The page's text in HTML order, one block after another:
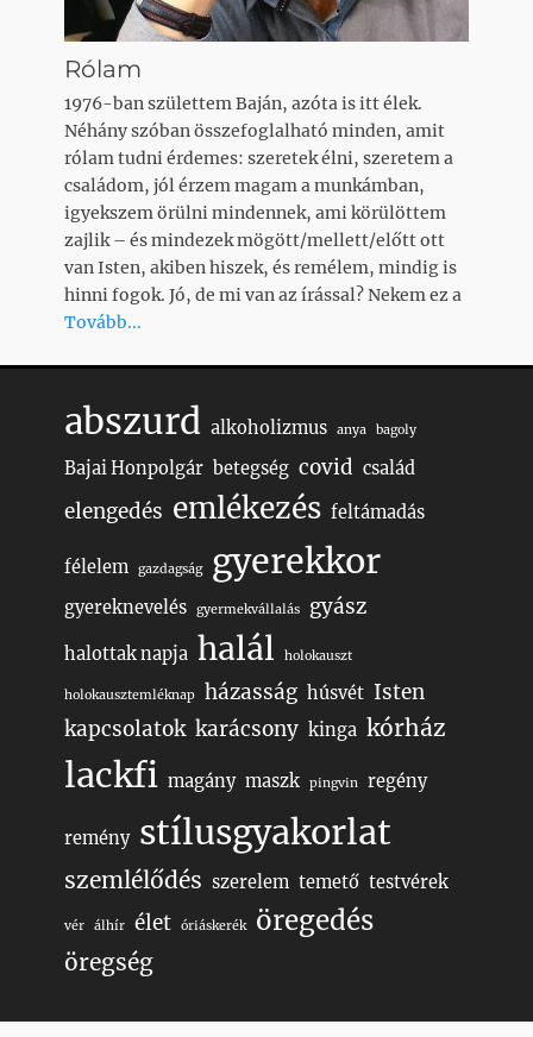
Rólam
1976-ban születtem Baján, azóta is itt élek.
Néhány szóban összefoglalható minden, amit
rólam tudni érdemes: szeretek élni, szeretem a
családom, jól érzem magam a munkámban,
igyekszem örülni mindennek, ami körülöttem
zajlik – és mindezek mögött/mellett/előtt ott
van Isten, akiben hiszek, és remélem, mindig is
hinni fogok. Jó, de mi van az írással? Nekem ez a
Tovább...
abszurd alkoholizmus anya bagoly
Bajai Honpolgár betegség covid család
elengedés emlékezés feltámadás
félelem gazdagság gyerekkor
gyereknevelés gyermekvállalás gyász
halottak napja halál holokauszt
holokausztemléknap házasság húsvét Isten
kapcsolatok karácsony kinga kórház
lackfi magány maszk pingvin regény
remény stílusgyakorlat
szemlélődés szerelem temető testvérek
vér álhír élet óriáskerék öregedés
öregség